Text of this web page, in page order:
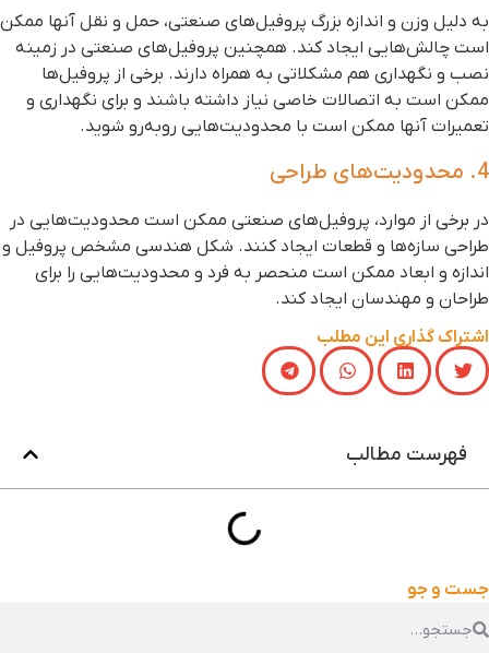
دلیل وزن و اندازه بزرگ پروفیل‌های صنعتی، حمل و نقل آنها ممکن
چالش‌هایی ایجاد کند. همچنین پروفیل‌های صنعتی در زمینه
و نگهداری هم مشکلاتی به همراه دارند. برخی از پروفیل‌ها
است به اتصالات خاصی نیاز داشته باشند و برای نگهداری و
آنها ممکن است با محدودیت‌هایی روبه‌رو شوید.
طراحی
برخی از موارد، پروفیل‌های صنعتی ممکن است محدودیت‌هایی در
سازه‌ها و قطعات ایجاد کنند. شکل هندسی مشخص پروفیل و
و ابعاد ممکن است منحصر به فرد و محدودیت‌هایی را برای
و مهندسان ایجاد کند.
گذاری این مطلب
فهرست مطالب
و جو